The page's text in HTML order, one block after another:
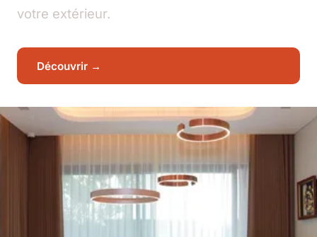
votre extérieur.
Découvrir →